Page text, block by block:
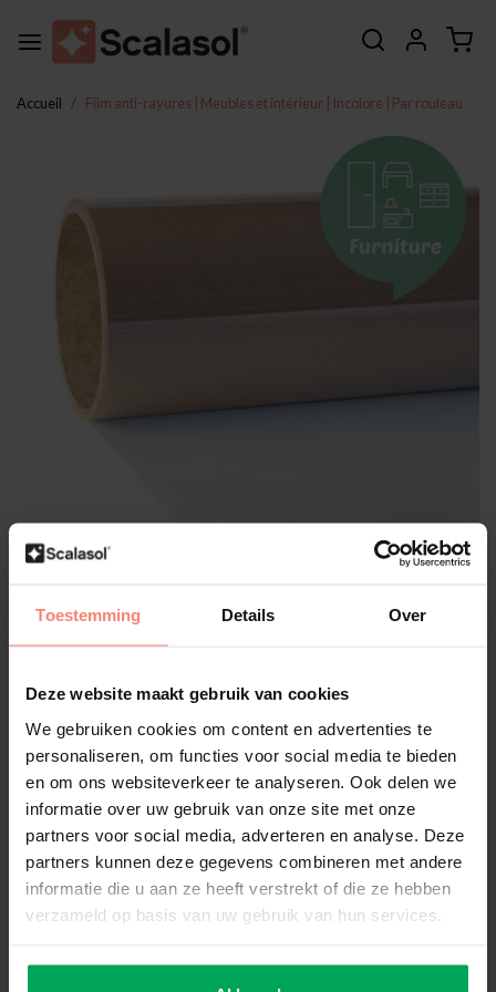
Toestemming Details Over
Deze website maakt gebruik van cookies
We gebruiken cookies om content en advertenties te
personaliseren, om functies voor social media te bieden
en om ons websiteverkeer te analyseren. Ook delen we
informatie over uw gebruik van onze site met onze
partners voor social media, adverteren en analyse. Deze
partners kunnen deze gegevens combineren met andere
informatie die u aan ze heeft verstrekt of die ze hebben
verzameld op basis van uw gebruik van hun services.
Accueil Film anti-rayures | Meubles et intérieur | Incolore | Par rouleau
Film anti-rayures | Meubles et
intérieur | Incolore | Par rouleau
Convient au bois, au plastique, etc.
Installation : Intérieur & Extérieur
Taille:*
Disponible